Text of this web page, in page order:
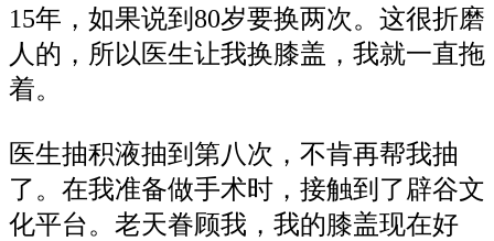
15年，如果说到80岁要换两次。这很折磨
人的，所以医生让我换膝盖，我就一直拖
着。
医生抽积液抽到第八次，不肯再帮我抽
了。在我准备做手术时，接触到了辟谷文
化平台。老天眷顾我，我的膝盖现在好